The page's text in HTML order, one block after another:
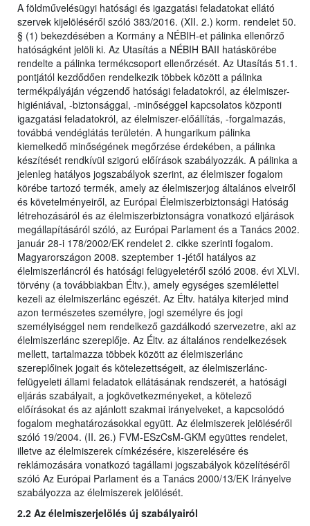
A földművelésügyi hatósági és igazgatási feladatokat ellátó
szervek kijelöléséről szóló 383/2016. (XII. 2.) korm. rendelet 50.
§ (1) bekezdésében a Kormány a NÉBIH-et pálinka ellenőrző
hatóságként jelöli ki. Az Utasítás a NÉBIH BAII hatáskörébe
rendelte a pálinka termékcsoport ellenőrzését. Az Utasítás 51.1.
pontjától kezdődően rendelkezik többek között a pálinka
termékpályáján végzendő hatósági feladatokról, az élelmiszer-
higiéniával, -biztonsággal, -minőséggel kapcsolatos központi
igazgatási feladatokról, az élelmiszer-előállítás, -forgalmazás,
továbbá vendéglátás területén. A hungarikum pálinka
kiemelkedő minőségének megőrzése érdekében, a pálinka
készítését rendkívül szigorú előírások szabályozzák. A pálinka a
jelenleg hatályos jogszabályok szerint, az élelmiszer fogalom
körébe tartozó termék, amely az élelmiszerjog általános elveiről
és követelményeiről, az Európai Élelmiszerbiztonsági Hatóság
létrehozásáról és az élelmiszerbiztonságra vonatkozó eljárások
megállapításáról szóló, az Európai Parlament és a Tanács 2002.
január 28-i 178/2002/EK rendelet 2. cikke szerinti fogalom.
Magyarországon 2008. szeptember 1-jétől hatályos az
élelmiszerláncról és hatósági felügyeletéről szóló 2008. évi XLVI.
törvény (a továbbiakban Éltv.), amely egységes szemlélettel
kezeli az élelmiszerlánc egészét. Az Éltv. hatálya kiterjed mind
azon természetes személyre, jogi személyre és jogi
személyiséggel nem rendelkező gazdálkodó szervezetre, aki az
élelmiszerlánc szereplője. Az Éltv. az általános rendelkezések
mellett, tartalmazza többek között az élelmiszerlánc
szereplőinek jogait és kötelezettségeit, az élelmiszerlánc-
felügyeleti állami feladatok ellátásának rendszerét, a hatósági
eljárás szabályait, a jogkövetkezményeket, a kötelező
előírásokat és az ajánlott szakmai irányelveket, a kapcsolódó
fogalom meghatározásokkal együtt. Az élelmiszerek jelöléséről
szóló 19/2004. (II. 26.) FVM-ESzCsM-GKM együttes rendelet,
illetve az élelmiszerek címkézésére, kiszerelésére és
reklámozására vonatkozó tagállami jogszabályok közelítéséről
szóló Az Európai Parlament és a Tanács 2000/13/EK Irányelve
szabályozza az élelmiszerek jelölését.
2.2 Az élelmiszerjelölés új szabályairól